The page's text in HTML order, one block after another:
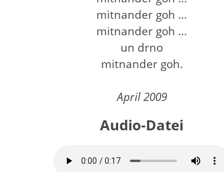
mitnander goh ...
mitnander goh ...
un drno
mitnander goh.
April 2009
Audio-Datei